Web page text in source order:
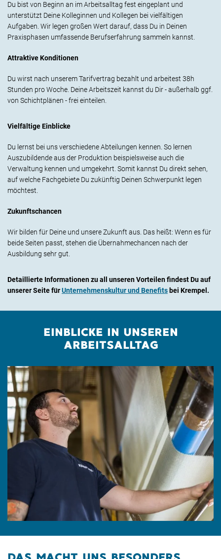
Du bist von Beginn an im Arbeitsalltag fest eingeplant und
unterstützt Deine Kolleginnen und Kollegen bei vielfältigen
Aufgaben. Wir legen großen Wert darauf, dass Du in Deinen
Praxisphasen umfassende Berufserfahrung sammeln kannst.
Attraktive Konditionen
Du wirst nach unserem Tarifvertrag bezahlt und arbeitest 38h
Stunden pro Woche. Deine Arbeitszeit kannst du Dir - außerhalb ggf.
von Schichtplänen - frei einteilen.
Vielfältige Einblicke
Du lernst bei uns verschiedene Abteilungen kennen. So lernen
Auszubildende aus der Produktion beispielsweise auch die
Verwaltung kennen und umgekehrt. Somit kannst Du direkt sehen,
auf welche Fachgebiete Du zukünftig Deinen Schwerpunkt legen
möchtest.
Zukunftschancen
Wir bilden für Deine und unsere Zukunft aus. Das heißt: Wenn es für
beide Seiten passt, stehen die Übernahmechancen nach der
Ausbildung sehr gut.
Detaillierte Informationen zu all unseren Vorteilen findest Du auf
unserer Seite fürUnternehmenskultur und Benefitsbei Krempel.
EINBLICKE IN UNSEREN
ARBEITSALLTAG